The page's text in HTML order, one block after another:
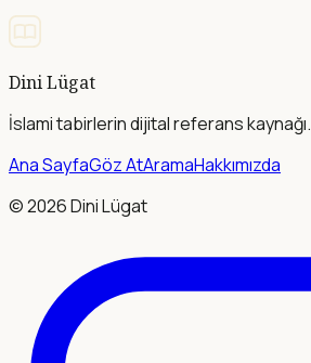
Dini Lügat
İslami tabirlerin dijital referans kaynağı.
Ana SayfaGöz AtAramaHakkımızda
©2026Dini Lügat